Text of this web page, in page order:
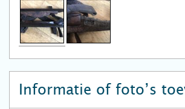
Informatie of foto’s